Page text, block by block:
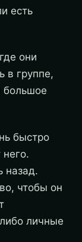
есть
они
в группе,
большое
быстро
назад.
чтобы он
личные